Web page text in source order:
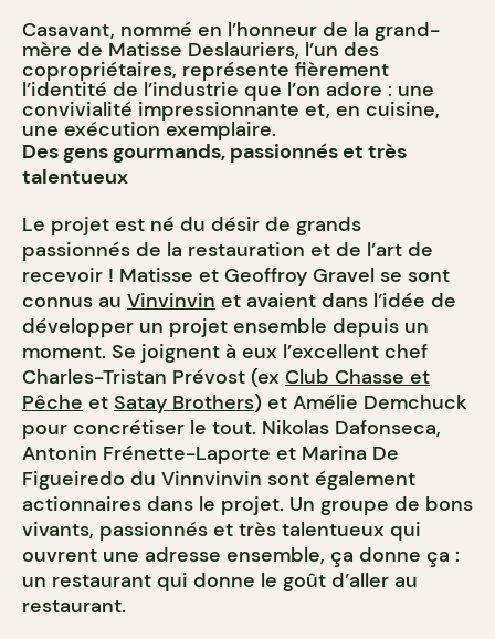
Casavant, nommé en l’honneur de la grand-
mère de Matisse Deslauriers, l’un des
copropriétaires, représente fièrement
l’identité de l’industrie que l’on adore : une
convivialité impressionnante et, en cuisine,
une exécution exemplaire.
Des gens gourmands, passionnés et très
talentueux
Le projet est né du désir de grands
passionnés de la restauration et de l’art de
recevoir ! Matisse et Geoffroy Gravel se sont
connus au Vinvinvin et avaient dans l’idée de
développer un projet ensemble depuis un
moment. Se joignent à eux l’excellent chef
Charles-Tristan Prévost (ex Club Chasse et
Pêche et Satay Brothers) et Amélie Demchuck
pour concrétiser le tout. Nikolas Dafonseca,
Antonin Frénette-Laporte et Marina De
Figueiredo du Vinnvinvin sont également
actionnaires dans le projet. Un groupe de bons
vivants, passionnés et très talentueux qui
ouvrent une adresse ensemble, ça donne ça :
un restaurant qui donne le goût d’aller au
restaurant.